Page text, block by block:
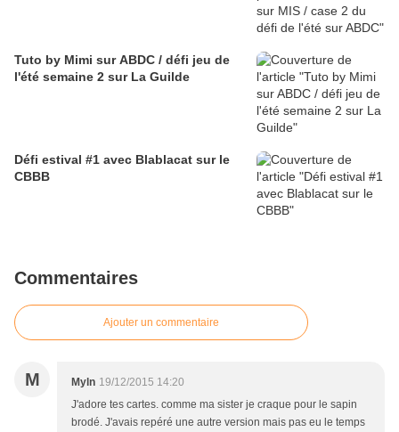
Tuto by Mimi sur ABDC / défi jeu de
l'été semaine 2 sur La Guilde
Défi estival #1 avec Blablacat sur le
CBBB
Commentaires
Ajouter un commentaire
M Myln 19/12/2015 14:20
J'adore tes cartes. comme ma sister je craque pour le sapin
brodé. J'avais repéré une autre version mais pas eu le temps